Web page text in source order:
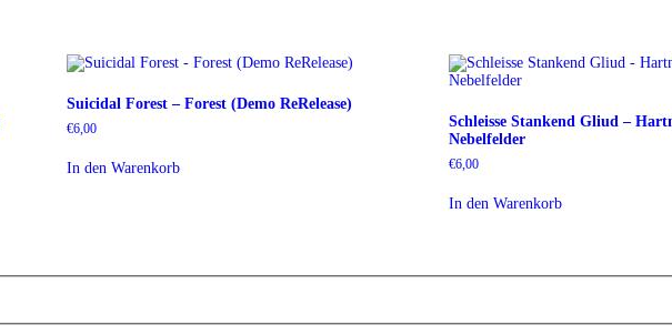
Suicidal Forest – Forest (Demo ReRelease)
€6,00
In den Warenkorb
Schleisse Stankend Gliud –
Nebelfelder
€6,00
In den Warenkorb